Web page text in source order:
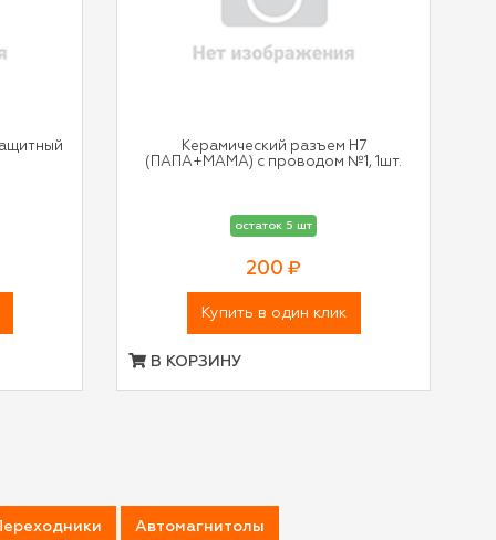
Керамический разъем H7
(ПАПА+МАМА) с проводом №1, 1шт.
остаток 5 шт
200 ₽
Купить в один клик
В КОРЗИНУ
Автомагнитолы